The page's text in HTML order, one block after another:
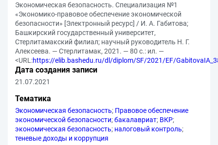
Экономическая безопасность. Специализация №1
«Экономико-правовое обеспечение экономической
безопасности» [Электронный ресурс] / И. А. Габитова;
Башкирский государственный университет,
Стерлитамакский филиал; научный руководитель Н. Г.
Алексеева. — Стерлитамак, 2021. — 80 с.: ил. —
<URL:https://elib.bashedu.ru/dl/diplom/SF/2021/EF/
Дата создания записи
21.07.2021
Тематика
Экономическая безопасность; Правовое обеспечение
экономической безопасности;бакалавриат; ВКР;
экономическая безопасность; налоговый контроль;
теневые доходы и коррупция